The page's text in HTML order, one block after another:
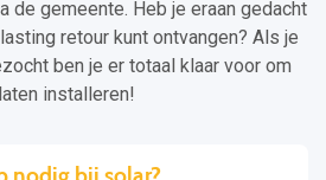
de gemeente. Heb je eraan gedacht
retour kunt ontvangen? Als je
ben je er totaal klaar voor om
installeren!